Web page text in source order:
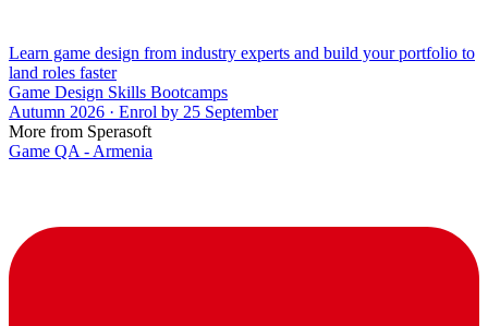
Learn game design from industry experts and build your portfolio to
land roles faster
Game Design Skills Bootcamps
Autumn 2026 · Enrol by 25 September
More from Sperasoft
Game QA - Armenia